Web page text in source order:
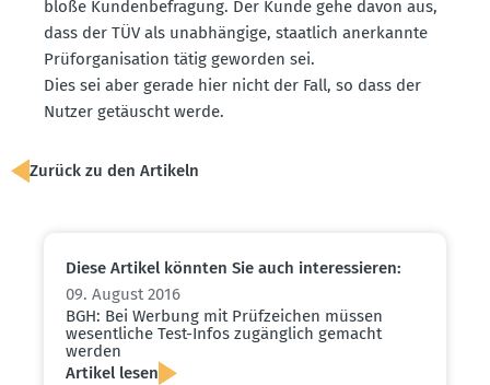
bloße Kunden­be­fragung. Der Kunde gehe davon aus,
dass der TÜV als unabhängige, staatlich anerkannte
Prüfor­ga­ni­sation tätig geworden sei.
Dies sei aber gerade hier nicht der Fall, so dass der
Nutzer getäuscht werde.
Zurück zu den Artikeln
Diese Artikel könnten Sie auch inter­es­sieren:
09. August 2016
BGH: Bei Werbung mit Prüfzeichen müssen
wesent­liche Test-Infos zugänglich gemacht
werden
Artikel lesen